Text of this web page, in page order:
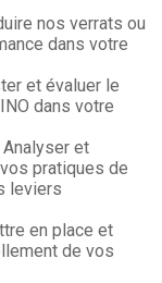
nos verrats ou
dans votre
et évaluer le
dans votre
et
pratiques de
leviers
en place et
de vos